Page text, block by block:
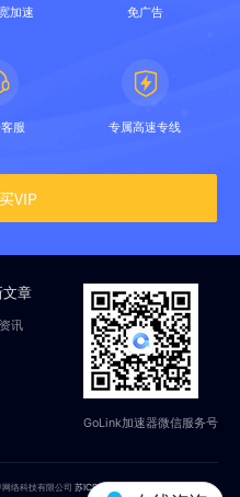
加速 免广告
服 专属高速专线
VIP
章
讯
GoLink加速器微信服务号
络科技有限公司苏ICP备18014251号-2